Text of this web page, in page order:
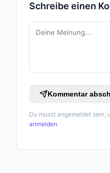
Schreibe einen
Kommentar
Du musst angemeldet sein,
anmelden